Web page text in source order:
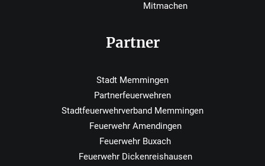
Mitmachen
Partner
Stadt Memmingen
Partnerfeuerwehren
Stadtfeuerwehrverband Memmingen
Feuerwehr Amendingen
Feuerwehr Buxach
Feuerwehr Dickenreishausen